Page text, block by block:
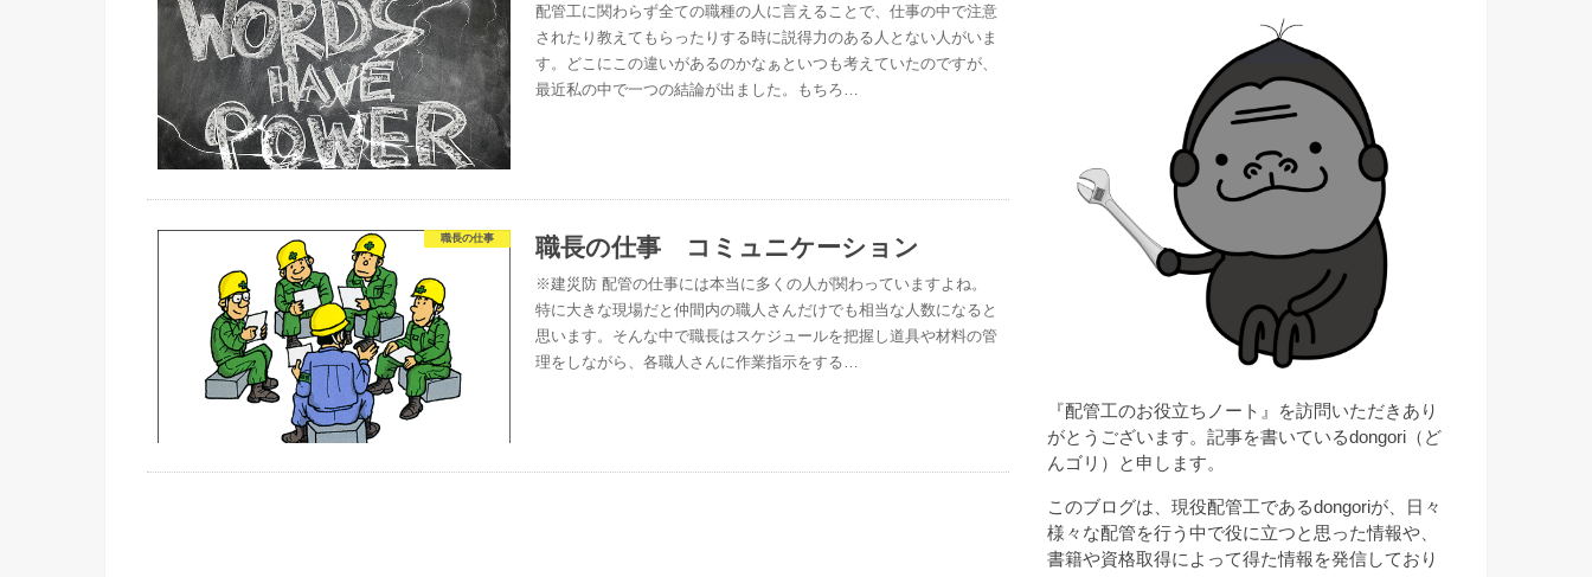
配管工に関わらず全ての職種の人に言えることで、仕事の中で注意
されたり教えてもらったりする時に説得力のある人とない人がいま
す。どこにこの違いがあるのかなぁといつも考えていたのですが、
最近私の中で一つの結論が出ました。もちろ…
職長の仕事 職長の仕事 コミュニケーション
※建災防 配管の仕事には本当に多くの人が関わっていますよね。
特に大きな現場だと仲間内の職人さんだけでも相当な人数になると
思います。そんな中で職長はスケジュールを把握し道具や材料の管
理をしながら、各職人さんに作業指示をする…
『配管工のお役立ちノート』を訪問いただきあり
がとうございます。記事を書いているdongori（ど
んゴリ）と申します。
このブログは、現役配管工であるdongoriが、日々
様々な配管を行う中で役に立つと思った情報や、
書籍や資格取得によって得た情報を発信しており